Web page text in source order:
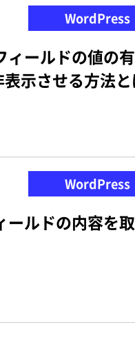
WordPress
ールドの値の
示させる方法と
WordPress
ルドの内容を取